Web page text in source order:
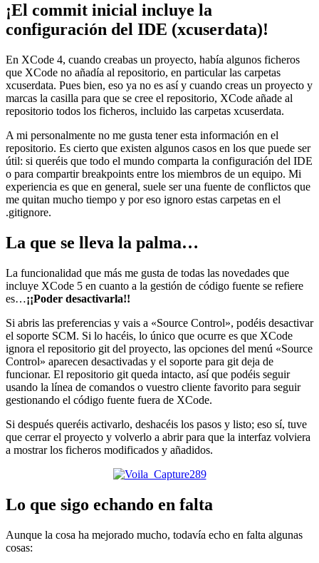
¡El commit inicial incluye la
configuración del IDE (xcuserdata)!
En XCode 4, cuando creabas un proyecto, había algunos ficheros
que XCode no añadía al repositorio, en particular las carpetas
xcuserdata. Pues bien, eso ya no es así y cuando creas un proyecto y
marcas la casilla para que se cree el repositorio, XCode añade al
repositorio todos los ficheros, incluido las carpetas xcuserdata.
A mi personalmente no me gusta tener esta información en el
repositorio. Es cierto que existen algunos casos en los que puede ser
útil: si queréis que todo el mundo comparta la configuración del IDE
o para compartir breakpoints entre los miembros de un equipo. Mi
experiencia es que en general, suele ser una fuente de conflictos que
me quitan mucho tiempo y por eso ignoro estas carpetas en el
.gitignore.
La que se lleva la palma…
La funcionalidad que más me gusta de todas las novedades que
incluye XCode 5 en cuanto a la gestión de código fuente se refiere
es…¡¡Poder desactivarla!!
Si abris las preferencias y vais a «Source Control», podéis desactivar
el soporte SCM. Si lo hacéis, lo único que ocurre es que XCode
ignora el repositorio git del proyecto, las opciones del menú «Source
Control» aparecen desactivadas y el soporte para git deja de
funcionar. El repositorio git queda intacto, así que podéis seguir
usando la línea de comandos o vuestro cliente favorito para seguir
gestionando el código fuente fuera de XCode.
Si después queréis activarlo, deshacéis los pasos y listo; eso sí, tuve
que cerrar el proyecto y volverlo a abrir para que la interfaz volviera
a mostrar los ficheros modificados y añadidos.
Lo que sigo echando en falta
Aunque la cosa ha mejorado mucho, todavía echo en falta algunas
cosas: